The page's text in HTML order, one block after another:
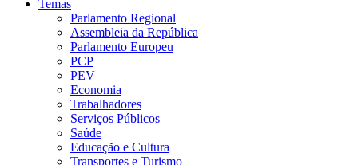
Temas
Parlamento Regional
Assembleia da República
Parlamento Europeu
PCP
PEV
Economia
Trabalhadores
Serviços Públicos
Saúde
Educação e Cultura
Transportes e Turismo